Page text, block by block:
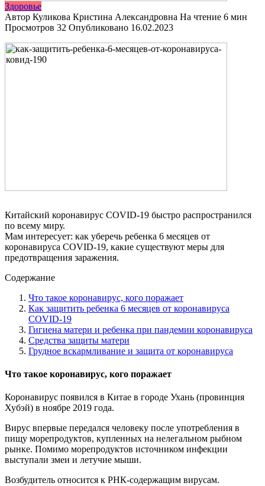
Здоровье
Автор Куликова Кристина Александровна На чтение 6 мин
Просмотров 32 Опубликовано 16.02.2023
Китайский коронавирус COVID-19 быстро распространился
по всему миру.
Мам интересует: как уберечь ребенка 6 месяцев от
коронавируса COVID-19, какие существуют меры для
предотвращения заражения.
Содержание
Что такое коронавирус, кого поражает
Как защитить ребенка 6 месяцев от коронавируса
COVID-19
Гигиена матери и ребенка при пандемии коронавируса
Средства защиты матери
Грудное вскармливание и защита от коронавируса
Что такое коронавирус, кого поражает
Коронавирус появился в Китае в городе Ухань (провинция
Хубэй) в ноябре 2019 года.
Вирус впервые передался человеку после употребления в
пищу морепродуктов, купленных на нелегальном рыбном
рынке. Помимо морепродуктов источником инфекции
выступали змеи и летучие мыши.
Возбудитель относится к РНК-содержащим вирусам.